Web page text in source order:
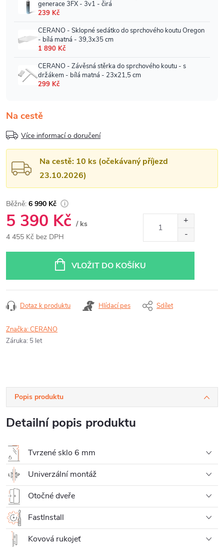
Na cestě
Více informací o doručení
Na cestě: 10 ks (očekávaný příjezd
23.10.2026)
6 990 Kč
5 390 Kč / ks
4 455 Kč bez DPH
VLOŽIT DO KOŠÍKU
Dotaz k produktu Hlídací pes Sdílet
Značka:CERANO
Záruka: 5 let
Popis produktu
Detailní popis produktu
Tvrzené sklo 6 mm
Univerzální montáž
Otočné dveře
FastInstall
Kovová rukojeť